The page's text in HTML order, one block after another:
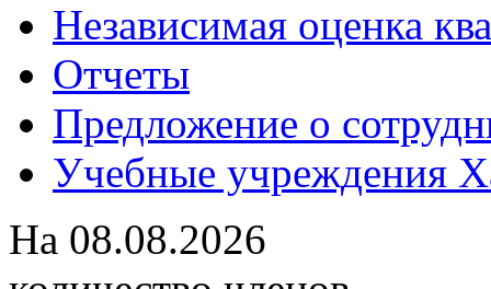
Независимая оценка
Отчеты
Предложение о
Учебные учреждения
На 08.08.2026